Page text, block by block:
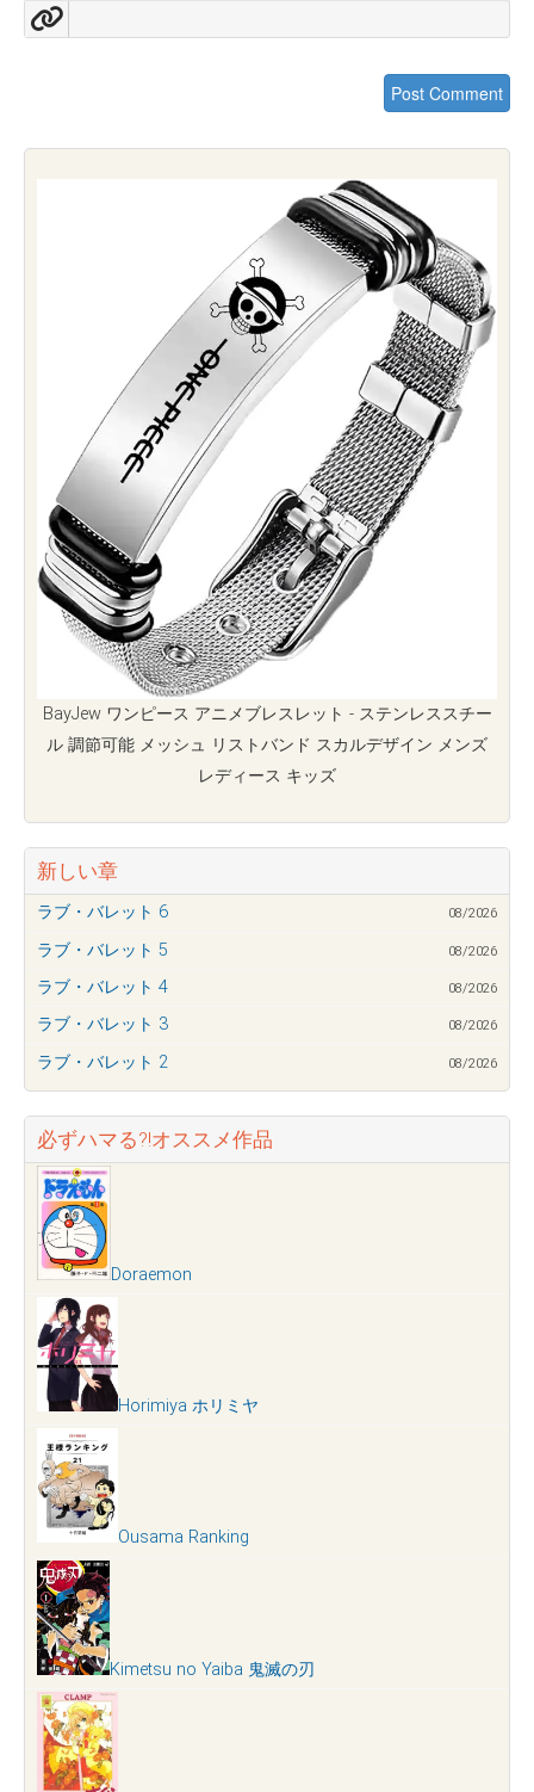
BayJew ワンピース アニメブレスレット - ステンレススチー
ル 調節可能 メッシュ リストバンド スカルデザイン メンズ
レディース キッズ
新しい章
ラブ・バレット 6 08/2026
ラブ・バレット 5 08/2026
ラブ・バレット 4 08/2026
ラブ・バレット 3 08/2026
ラブ・バレット 2 08/2026
必ずハマる?!オススメ作品
Doraemon
Horimiya ホリミヤ
Ousama Ranking
Kimetsu no Yaiba 鬼滅の刃